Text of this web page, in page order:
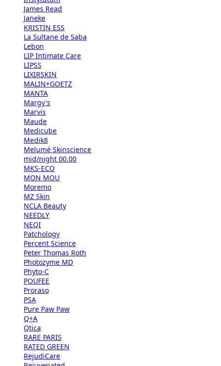
James Read
Janeke
KRISTIN ESS
La Sultane de Saba
Lebon
LIP Intimate Care
LIPSS
LIXIRSKIN
MALIN+GOETZ
MANTA
Margy's
Marvis
Maude
Medicube
Medik8
Melumé Skinscience
mid/night 00.00
MKS-ECO
MON MOU
Moremo
MZ Skin
NCLA Beauty
NEEDLY
NEQI
Patchology
Percent Science
Peter Thomas Roth
Photozyme MD
Phyto-C
POUFEE
Proraso
PSA
Pure Paw Paw
Q+A
Qtica
RARE PARIS
RATED GREEN
RejudiCare